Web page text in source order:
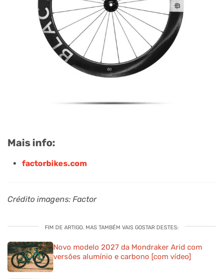
Mais info:
factorbikes.com
Crédito imagens: Factor
FIM DE ARTIGO. MAS TAMBÉM VAIS GOSTAR DESTES:
Novo modelo 2027 da Mondraker Arid com
versões alumínio e carbono [com vídeo]